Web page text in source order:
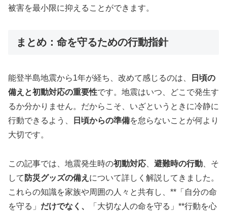
被害を最小限に抑えることができます。
まとめ：命を守るための行動指針
能登半島地震から1年が経ち、改めて感じるのは、
日頃の
備えと初動対応の重要性です。地震はいつ、どこで発生す
るか分かりません。だからこそ、いざというときに冷静に
行動できるよう、
日頃からの準備を怠らないことが何より
大切です。
この記事では、地震発生時の初動対応 避難時の行動 、そ
して 防災グッズの備え について詳しく解説してきました。
これらの知識を家族や周囲の人々と共有し、**「自分の命
を守る」 だけでなく、
「大切な人の命を守る」**行動を心